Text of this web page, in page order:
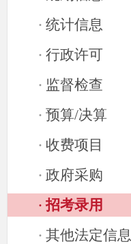
· 统计信息
· 行政许可
· 监督检查
· 预算/决算
· 收费项目
· 政府采购
· 招考录用
· 其他法定信息